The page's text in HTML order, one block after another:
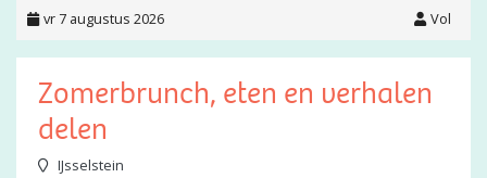
vr 7 augustus 2026 Vol
Zomerbrunch, eten en verhalen
delen
IJsselstein